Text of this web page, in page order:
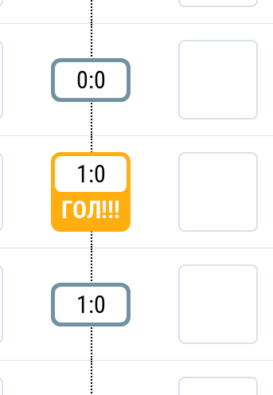
0:0
1:0
ГОЛ!!!
1:0